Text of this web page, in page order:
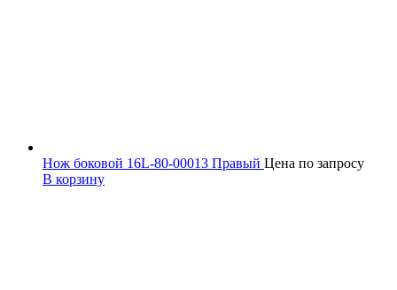
Нож боковой 16L-80-00013 Правый Цена по запросу
В корзину